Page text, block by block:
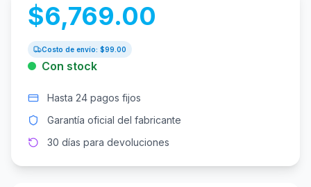
$6,769.00
Costo de envío: $99.00
Con stock
Hasta 24 pagos fijos
Garantía oficial del fabricante
30 días para devoluciones